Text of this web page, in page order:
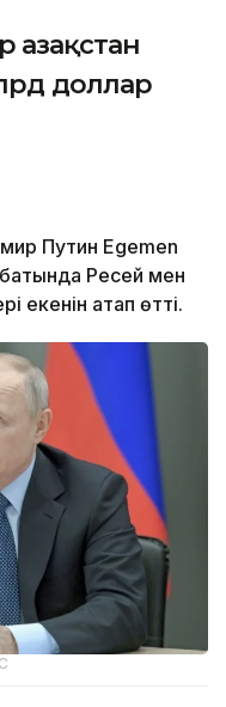
доллар
Путин Egemen
Ресей мен
екенін атап өтті.